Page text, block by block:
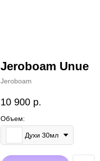
Jeroboam Unue
Jeroboam
10 900 р.
Объем:
Духи 30мл